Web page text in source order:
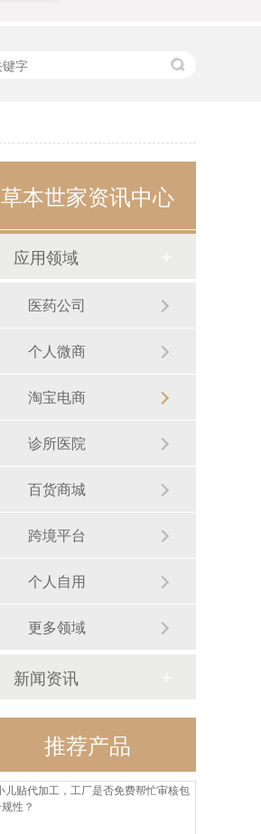
草本世家资讯中心
应用领域
医药公司
个人微商
淘宝电商
诊所医院
百货商城
跨境平台
个人自用
更多领域
新闻资讯
推荐产品